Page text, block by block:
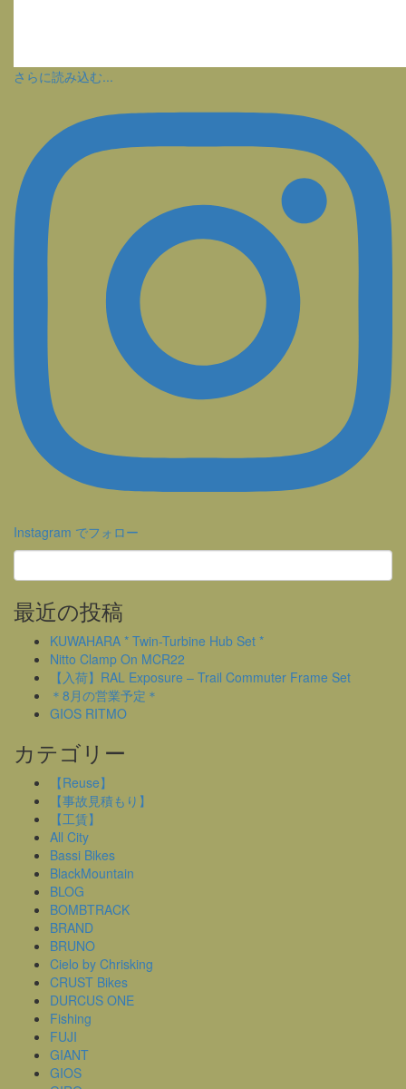
さらに読み込む...
Instagram でフォロー
最近の投稿
KUWAHARA * Twin-Turbine Hub Set *
Nitto Clamp On MCR22
【入荷】RAL Exposure – Trail Commuter Frame Set
＊8月の営業予定＊
GIOS RITMO
カテゴリー
【Reuse】
【事故見積もり】
【工賃】
All City
Bassi Bikes
BlackMountain
BLOG
BOMBTRACK
BRAND
BRUNO
Cielo by Chrisking
CRUST Bikes
DURCUS ONE
Fishing
FUJI
GIANT
GIOS